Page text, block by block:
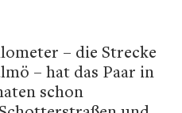
– die Strecke
– hat das Paar in
schon